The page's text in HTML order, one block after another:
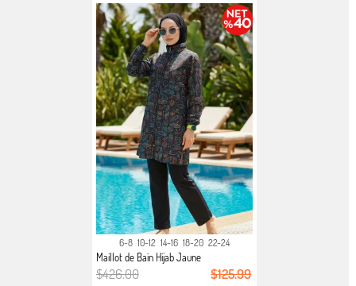
6-8 10-12 14-16 18-20 22-24
Maillot de Bain Hijab Jaune
$426.00 $125.99